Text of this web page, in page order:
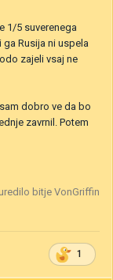
1/5 suverenega
Rusija ni uspela
zajeli vsaj ne
dobro ve da bo
zavrnil. Potem
bitje VonGriffin
1